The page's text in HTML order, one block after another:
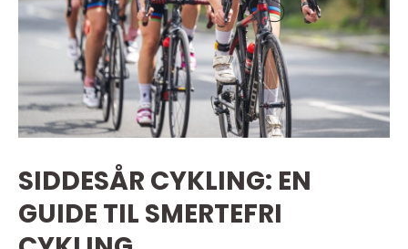
SIDDESÅR CYKLING: EN
GUIDE TIL SMERTEFRI